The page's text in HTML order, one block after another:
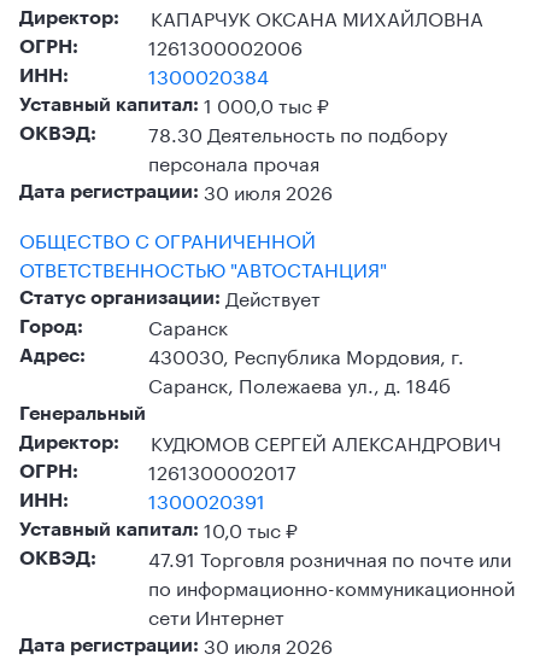
Директор:
КАПАРЧУК ОКСАНА МИХАЙЛОВНА
ОГРН: 1261300002006
ИНН: 1300020384
Уставный капитал: 1 000,0 тыс ₽
ОКВЭД:
78.30 Деятельность по подбору
персонала прочая
Дата регистрации: 30 июля 2026
ОБЩЕСТВО С ОГРАНИЧЕННОЙ
ОТВЕТСТВЕННОСТЬЮ "АВТОСТАНЦИЯ"
Статус организации: Действует
Город: Саранск
Адрес:
430030, Республика Мордовия, г.
Саранск, Полежаева ул., д. 184б
Генеральный
Директор:
КУДЮМОВ СЕРГЕЙ АЛЕКСАНДРОВИЧ
ОГРН: 1261300002017
ИНН: 1300020391
Уставный капитал: 10,0 тыс ₽
ОКВЭД:
47.91 Торговля розничная по почте или
по информационно-коммуникационной
сети Интернет
Дата регистрации: 30 июля 2026